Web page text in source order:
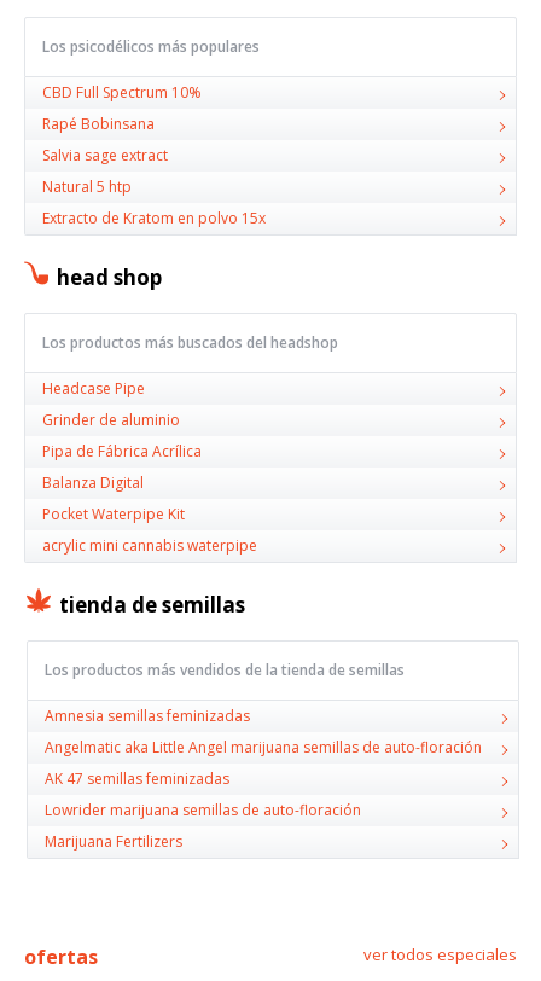
Los psicodélicos más populares
CBD Full Spectrum 10%
Rapé Bobinsana
Salvia sage extract
Natural 5 htp
Extracto de Kratom en polvo 15x
head shop
Los productos más buscados del headshop
Headcase Pipe
Grinder de aluminio
Pipa de Fábrica Acrílica
Balanza Digital
Pocket Waterpipe Kit
acrylic mini cannabis waterpipe
tienda de semillas
Los productos más vendidos de la tienda de semillas
Amnesia semillas feminizadas
Angelmatic aka Little Angel marijuana semillas de auto-floración
AK 47 semillas feminizadas
Lowrider marijuana semillas de auto-floración
Marijuana Fertilizers
ofertas ver todos especiales